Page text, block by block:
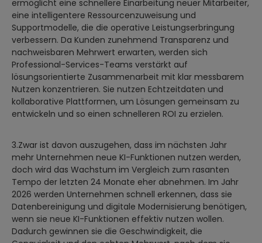
ermöglicht eine schnellere Einarbeitung neuer Mitarbeiter,
eine intelligentere Ressourcenzuweisung und
Supportmodelle, die die operative Leistungserbringung
verbessern. Da Kunden zunehmend Transparenz und
nachweisbaren Mehrwert erwarten, werden sich
Professional-Services-Teams verstärkt auf
lösungsorientierte Zusammenarbeit mit klar messbarem
Nutzen konzentrieren. Sie nutzen Echtzeitdaten und
kollaborative Plattformen, um Lösungen gemeinsam zu
entwickeln und so einen schnelleren ROI zu erzielen.
3.Zwar ist davon auszugehen, dass im nächsten Jahr
mehr Unternehmen neue KI-Funktionen nutzen werden,
doch wird das Wachstum im Vergleich zum rasanten
Tempo der letzten 24 Monate eher abnehmen. Im Jahr
2026 werden Unternehmen schnell erkennen, dass sie
Datenbereinigung und digitale Modernisierung benötigen,
wenn sie neue KI-Funktionen effektiv nutzen wollen.
Dadurch gewinnen sie die Geschwindigkeit, die